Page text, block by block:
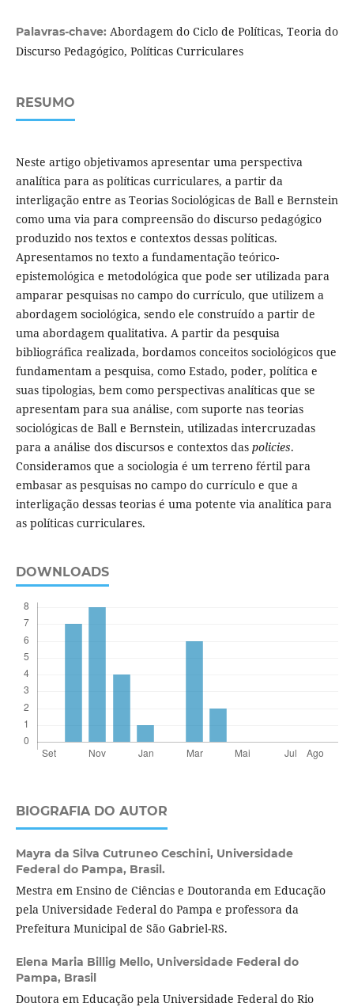
Palavras-chave: Abordagem do Ciclo de Políticas, Teoria do
Discurso Pedagógico, Políticas Curriculares
RESUMO
Neste artigo objetivamos apresentar uma perspectiva
analítica para as políticas curriculares, a partir da
interligação entre as Teorias Sociológicas de Ball e Bernstein
como uma via para compreensão do discurso pedagógico
produzido nos textos e contextos dessas políticas.
Apresentamos no texto a fundamentação teórico-
epistemológica e metodológica que pode ser utilizada para
amparar pesquisas no campo do currículo, que utilizem a
abordagem sociológica, sendo ele construído a partir de
uma abordagem qualitativa. A partir da pesquisa
bibliográfica realizada, bordamos conceitos sociológicos que
fundamentam a pesquisa, como Estado, poder, política e
suas tipologias, bem como perspectivas analíticas que se
apresentam para sua análise, com suporte nas teorias
sociológicas de Ball e Bernstein, utilizadas intercruzadas
para a análise dos discursos e contextos das policies.
Consideramos que a sociologia é um terreno fértil para
embasar as pesquisas no campo do currículo e que a
interligação dessas teorias é uma potente via analítica para
as políticas curriculares.
DOWNLOADS
BIOGRAFIA DO AUTOR
Mayra da Silva Cutruneo Ceschini, Universidade
Federal do Pampa, Brasil.
Mestra em Ensino de Ciências e Doutoranda em Educação
pela Universidade Federal do Pampa e professora da
Prefeitura Municipal de São Gabriel-RS.
Elena Maria Billig Mello, Universidade Federal do
Pampa, Brasil
Doutora em Educação pela Universidade Federal do Rio